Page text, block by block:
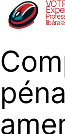
libérale